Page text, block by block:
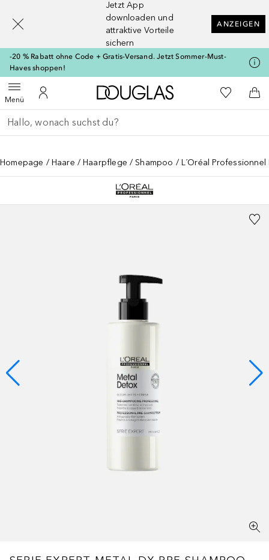
Jetzt App
downloaden und
attraktive Vorteile
sichern
ANZEIGEN
-20 % Rabatt ohne Code + Gratis-Versand. Jetzt Sommer-Must-
Haves shoppen!
MenüMenü öffnenZu Meinem Kundenkonto
Zur Douglas Startseite
Zu Meiner
Gehe zurück
Suche ausführen
Homepage Haare Haarpflege Shampoo L´Oréal
[navigation.slideout.screenreader]